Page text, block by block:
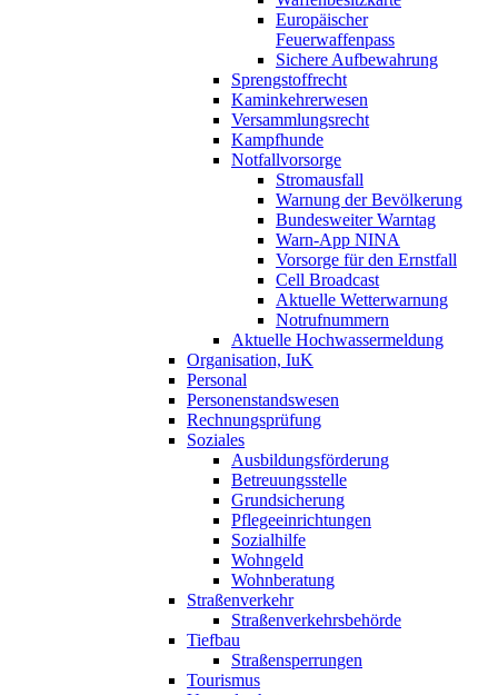
Europäischer
Feuerwaffenpass
Sichere Aufbewahrung
Sprengstoffrecht
Kaminkehrerwesen
Versammlungsrecht
Kampfhunde
Notfallvorsorge
Stromausfall
Warnung der Bevölkerung
Bundesweiter Warntag
Warn-App NINA
Vorsorge für den Ernstfall
Cell Broadcast
Aktuelle Wetterwarnung
Notrufnummern
Aktuelle Hochwassermeldung
Organisation, IuK
Personal
Personenstandswesen
Rechnungsprüfung
Soziales
Ausbildungsförderung
Betreuungsstelle
Grundsicherung
Pflegeeinrichtungen
Sozialhilfe
Wohngeld
Wohnberatung
Straßenverkehr
Straßenverkehrsbehörde
Tiefbau
Straßensperrungen
Tourismus